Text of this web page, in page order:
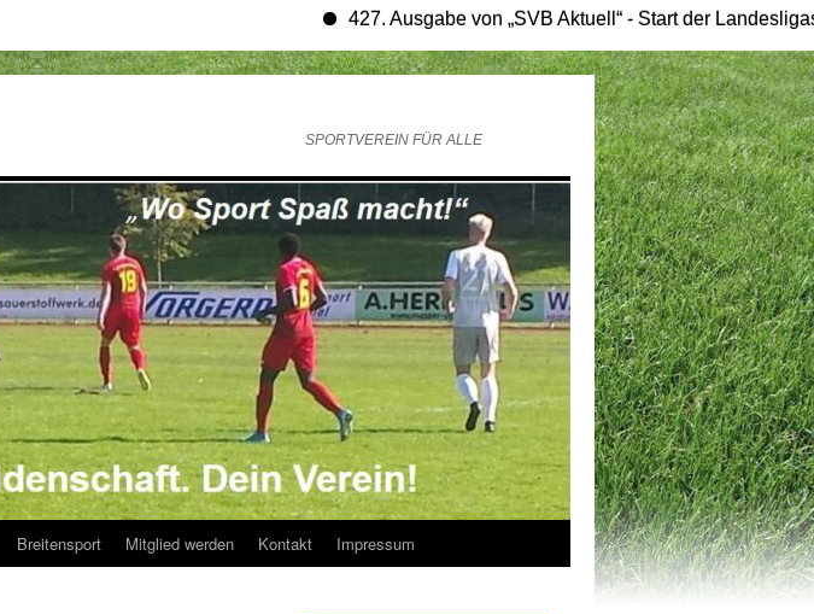
427. Ausgabe von „SVB Aktuell“ - Start der Landesligasaison
SPORTVEREIN FÜR ALLE
Breitensport Mitglied werden Kontakt Impressum